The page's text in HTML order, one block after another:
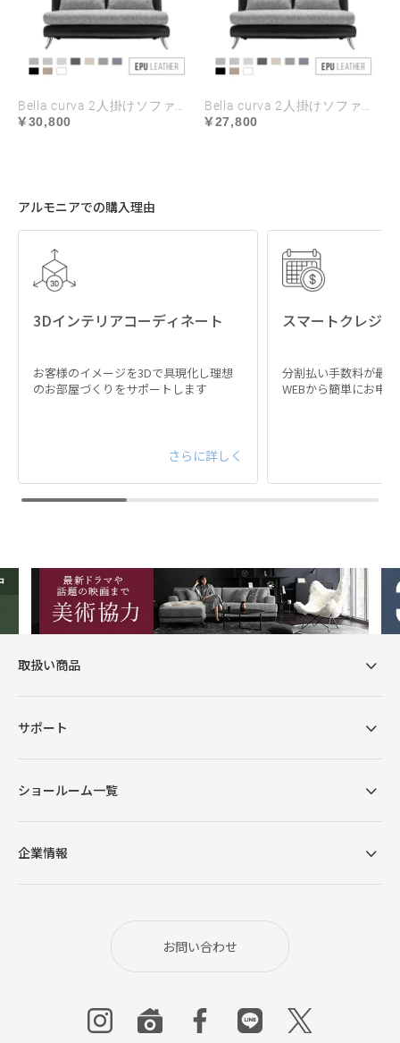
Bella curva 2人掛けソファ専用 ソファカバー EPUレザー ハイランク生地 ラージサイズ
30,800
Bella curva 2人掛けソファ専用 ソファカバー EPUレザー ハイランク生地 レギュラーサイズ
27,800
アルモニアでの購入理由
3Dインテリアコーディネート
お客様のイメージを3Dで具現化し理想
のお部屋づくりをサポートします
さらに詳しく
スマートクレジ
分割払い手数料が最
WEBから簡単にお申
取扱い商品
サポート
ショールーム一覧
企業情報
お問い合わせ